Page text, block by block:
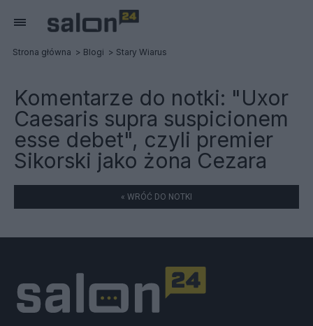
Strona główna Blogi Stary Wiarus
Komentarze do notki: "Uxor
Caesaris supra suspicionem
esse debet", czyli premier
Sikorski jako żona Cezara
« WRÓĆ DO NOTKI